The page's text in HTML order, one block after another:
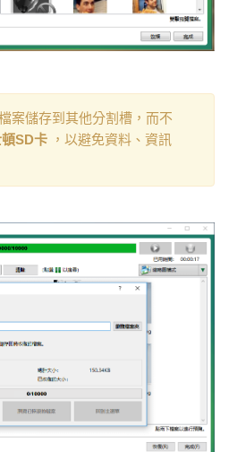
案儲存到其他分割槽，而不
SD卡 ，以避免資料、資訊